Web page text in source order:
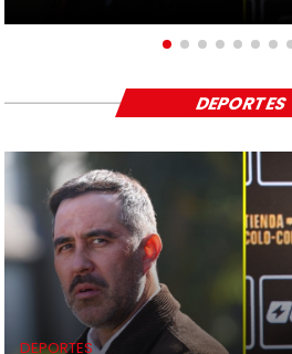
DEPORTES
DEPORTES